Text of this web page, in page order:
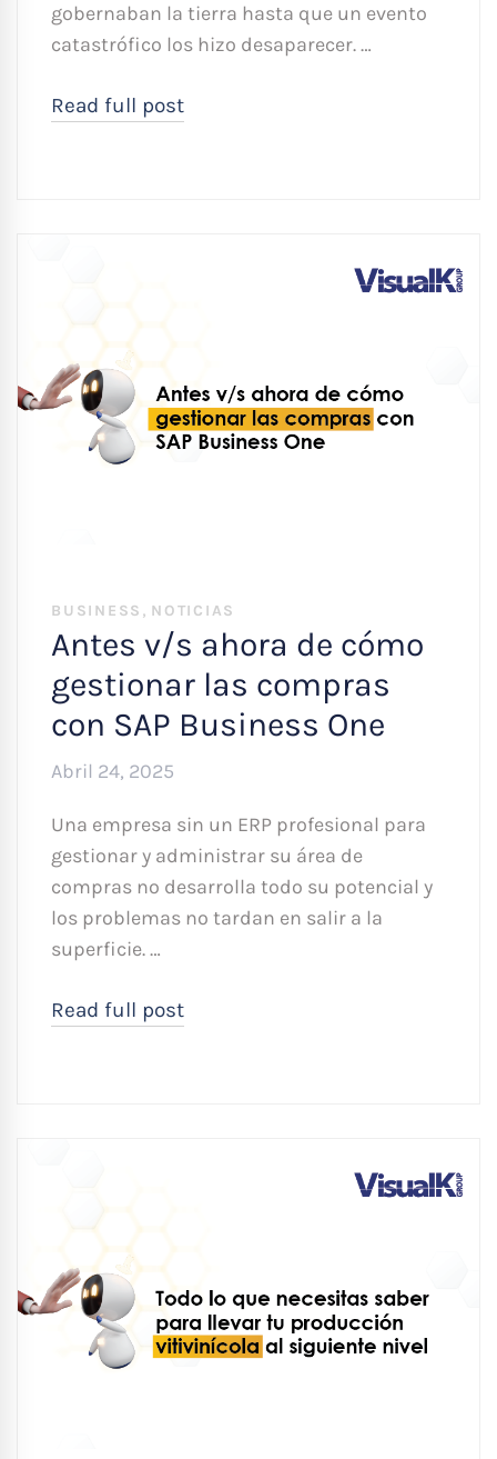
gobernaban la tierra hasta que un evento
catastrófico los hizo desaparecer. …
Read full post
BUSINESS , NOTICIAS
Antes v/s ahora de cómo
gestionar las compras
con SAP Business One
Abril 24, 2025
Una empresa sin un ERP profesional para
gestionar y administrar su área de
compras no desarrolla todo su potencial y
los problemas no tardan en salir a la
superficie. …
Read full post